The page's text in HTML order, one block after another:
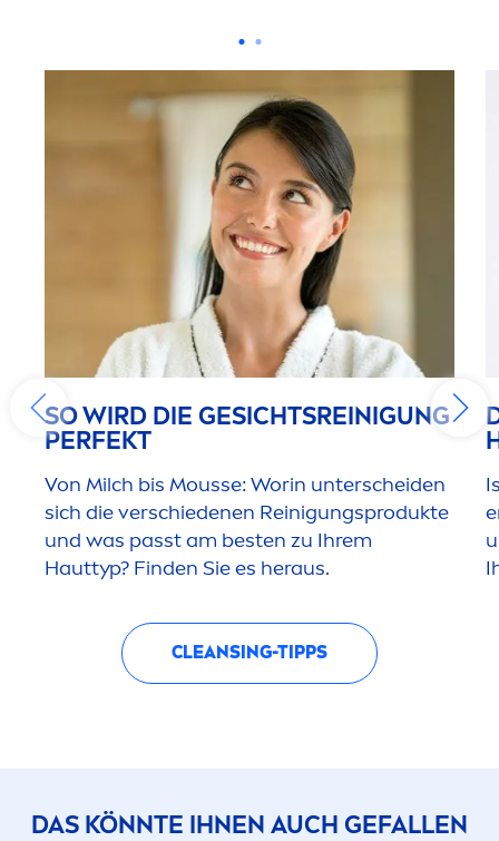
SO WIRD DIE GESICHTSREINIGUNG
PERFEKT
Von Milch bis Mousse: Worin unterscheiden
sich die verschiedenen Reinigungsprodukte
und was passt am besten zu Ihrem
Hauttyp? Finden Sie es heraus.
CLEANSING-TIPPS
DAS KÖNNTE IHNEN AUCH GEFALLEN